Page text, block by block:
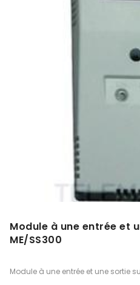
Module à une entrée et
ME/SS300
Module à une entrée et une sortie